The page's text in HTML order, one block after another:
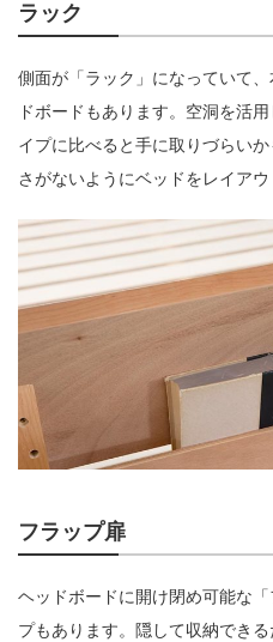
ラック
側面が「ラック」になっていて
ドボードもあります。空洞を活
イプに比べると手に取りづらい
さがないようにベッドをレイアウ
フラップ扉
ヘッドボードに開け閉め可能な
プもあります。隠して収納でき